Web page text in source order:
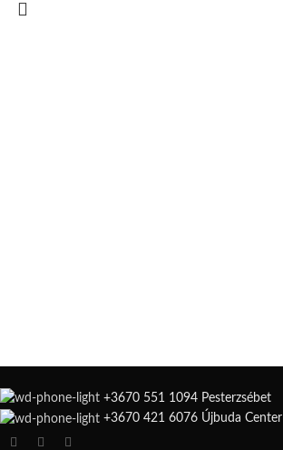
+3670 551 1094 Pesterzsébet
+3670 421 6076 Újbuda Center